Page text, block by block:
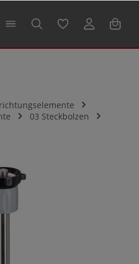
03 Steckbolzen